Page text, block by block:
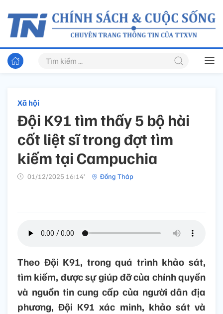
Xã hội
Đội K91 tìm thấy 5 bộ hài
cốt liệt sĩ trong đợt tìm
kiếm tại Campuchia
01/12/2025 16:14’ Đồng Tháp
Theo Đội K91, trong quá trình khảo sát,
tìm kiếm, được sự giúp đỡ của chính quyền
và nguồn tin cung cấp của người dân địa
phương, Đội K91 xác minh, khảo sát và